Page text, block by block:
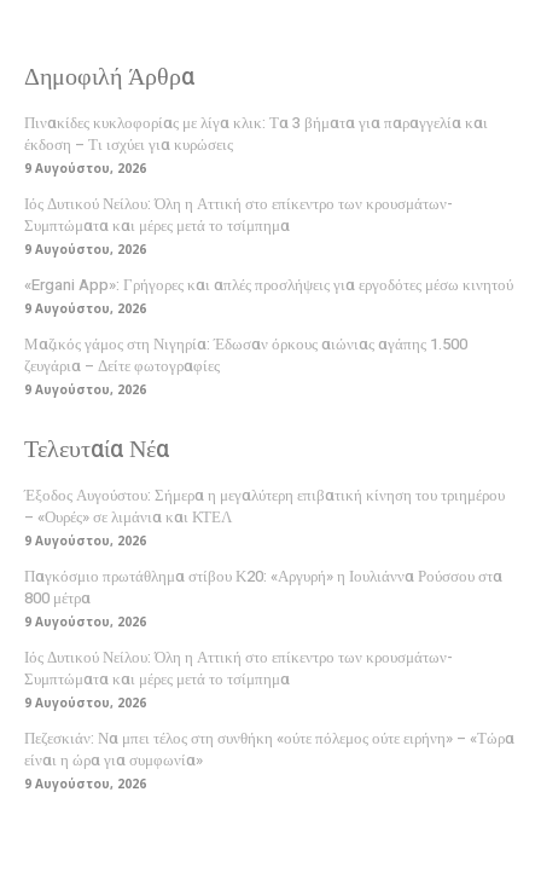
Δημοφιλή Άρθρα
Πινακίδες κυκλοφορίας με λίγα κλικ: Τα 3 βήματα για παραγγελία και
έκδοση – Τι ισχύει για κυρώσεις
9 Αυγούστου, 2026
Ιός Δυτικού Νείλου: Όλη η Αττική στο επίκεντρο των κρουσμάτων-
Συμπτώματα και μέρες μετά το τσίμπημα
9 Αυγούστου, 2026
«Ergani App»: Γρήγορες και απλές προσλήψεις για εργοδότες μέσω κινητού
9 Αυγούστου, 2026
Μαζικός γάμος στη Νιγηρία: Έδωσαν όρκους αιώνιας αγάπης 1.500
ζευγάρια – Δείτε φωτογραφίες
9 Αυγούστου, 2026
Τελευταία Νέα
Έξοδος Αυγούστου: Σήμερα η μεγαλύτερη επιβατική κίνηση του τριημέρου
– «Ουρές» σε λιμάνια και ΚΤΕΛ
9 Αυγούστου, 2026
Παγκόσμιο πρωτάθλημα στίβου Κ20: «Αργυρή» η Ιουλιάννα Ρούσσου στα
800 μέτρα
9 Αυγούστου, 2026
Ιός Δυτικού Νείλου: Όλη η Αττική στο επίκεντρο των κρουσμάτων-
Συμπτώματα και μέρες μετά το τσίμπημα
9 Αυγούστου, 2026
Πεζεσκιάν: Να μπει τέλος στη συνθήκη «ούτε πόλεμος ούτε ειρήνη» – «Τώρα
είναι η ώρα για συμφωνία»
9 Αυγούστου, 2026